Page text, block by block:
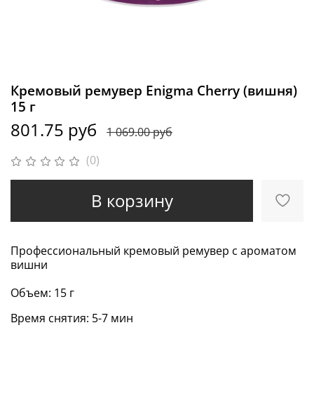
(0)
Кремовый ремувер Enigma Cherry (вишня)
15 г
801.75 руб 1 069.00 руб
В корзину
Профессиональный кремовый ремувер с ароматом
вишни
Объем: 15 г
Время снятия: 5-7 мин